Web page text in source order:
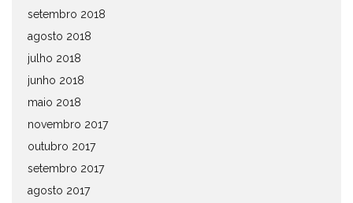
setembro 2018
agosto 2018
julho 2018
junho 2018
maio 2018
novembro 2017
outubro 2017
setembro 2017
agosto 2017